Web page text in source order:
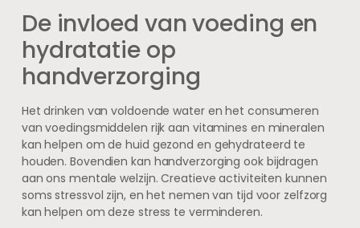
De invloed van voeding en
hydratatie op
handverzorging
Het drinken van voldoende water en het consumeren
van voedingsmiddelen rijk aan vitamines en mineralen
kan helpen om de huid gezond en gehydrateerd te
houden. Bovendien kan handverzorging ook bijdragen
aan ons mentale welzijn. Creatieve activiteiten kunnen
soms stressvol zijn, en het nemen van tijd voor zelfzorg
kan helpen om deze stress te verminderen.